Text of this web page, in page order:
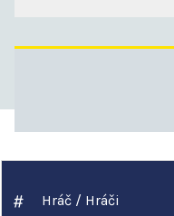
Hráč / Hráči